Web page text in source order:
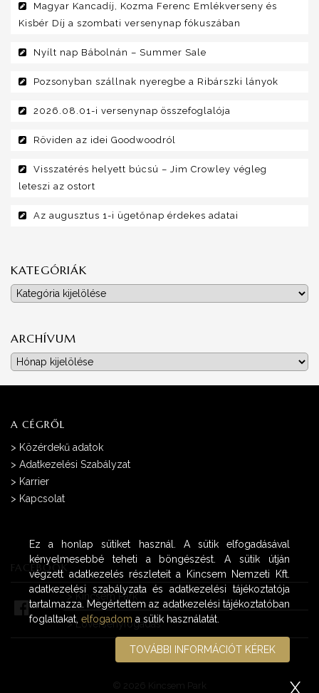
Magyar Kancadíj, Kozma Ferenc Emlékverseny és
Kisbér Díj a szombati versenynap fókuszában
Nyílt nap Bábolnán – Summer Sale
Pozsonyban szállnak nyeregbe a Ribárszki lányok
2026.08.01-i versenynap összefoglalója
Röviden az idei Goodwoodról
Visszatérés helyett búcsú – Jim Crowley végleg
leteszi az ostort
Az augusztus 1-i ügetőnap érdekes adatai
KATEGÓRIÁK
Kategóriák
ARCHÍVUM
Archívum
A CÉGRŐL
> Közérdekű adatok
> Adatkezelési Szabályzat
> Karrier
> Kapcsolat
FACEBOOK
>Kincsem Park
>Lóversenyfogadás
© 2026 Kincsem Park
Ez a honlap sütiket használ. A sütik elfogadásával
kényelmesebbé teheti a böngészést. A sütik útján
végzett adatkezelés részleteit a Kincsem Nemzeti Kft.
adatkezelési szabályzata és adatkezelési tájékoztatója
tartalmazza. Megértettem az adatkezelési tájékoztatóban
foglaltakat,elfogadom a sütik használatát.
TOVÁBBI INFORMÁCIÓT KÉREK
X